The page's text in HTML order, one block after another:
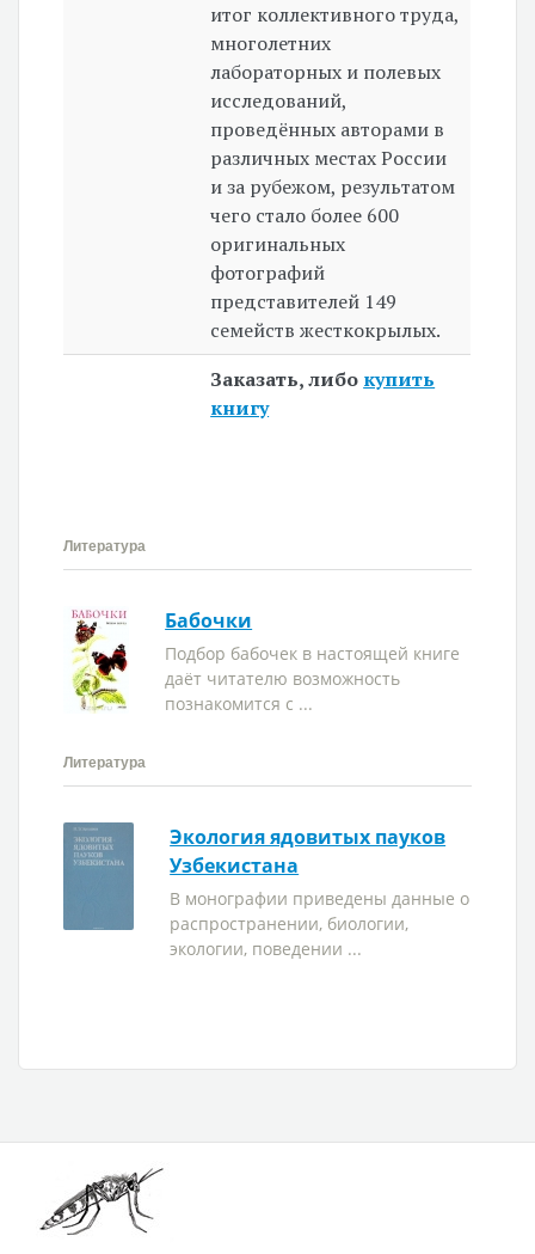
итог коллективного труда,
многолетних
лабораторных и полевых
исследований,
проведённых авторами в
различных местах России
и за рубежом, результатом
чего стало более 600
оригинальных
фотографий
представителей 149
семейств жесткокрылых.
Заказать, либо купить
книгу
Литература
Бабочки
Подбор бабочек в настоящей книге
даёт читателю возможность
познакомится с ...
Литература
Экология ядовитых пауков
Узбекистана
В монографии приведены данные о
распространении, биологии,
экологии, поведении ...